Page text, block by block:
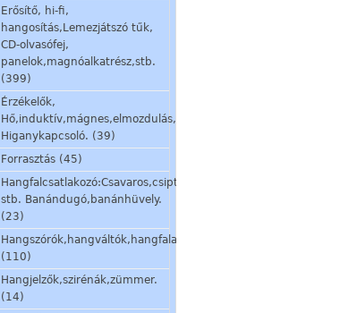
Erősítő, hi-fi,
hangosítás,Lemezjátszó tűk,
CD-olvasófej,
panelok,magnóalkatrész,stb.
(399)
Érzékelők,
Hő,induktív,mágnes,elmozdulás,stb.
Higanykapcsoló. (39)
Forrasztás (45)
Hangfalcsatlakozó:Csavaros,csiptetős,speakon,din,
stb. Banándugó,banánhüvely.
(23)
Hangszórók,hangváltók,hangfalalkatrészek,mikrofon,fülhallgató.
(110)
Hangjelzők,szirénák,zümmer.
(14)